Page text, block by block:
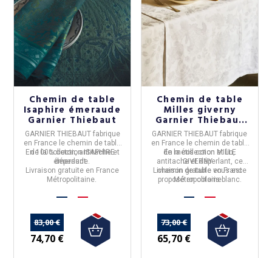
Chemin de table
Isaphire émeraude
Garnier Thiebaut
GARNIER THIEBAUTfabrique
en France le chemin de table
de la collectionISAPHIRE
émeraude.
En 100% coton, antitache et
déperlant.
Livraison gratuite en France
Métropolitaine.
83,00 €
74,70 €
Chemin de table
Milles giverny
Garnier Thiebaut
blanc
GARNIER THIEBAUT fabrique
en Francele chemin de table
de la collection MILLE
GIVERNY.
En métis coton et lin,
antitache et déperlant, ce
chemin de table vous est
proposé en coloris blanc.
Livraison gratuite en France
Métropolitaine.
73,00 €
65,70 €